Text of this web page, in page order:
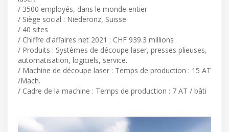
/ 3500 employés, dans le monde entier
/ Siège social : Niederönz, Suisse
/ 40 sites
/ Chiffre d'affaires net 2021 : CHF 939.3 millions
/ Produits : Systèmes de découpe laser, presses plieuses,
automatisation, logiciels, service.
/ Machine de découpe laser : Temps de production : 15 AT
/Mach.
/ Cadre de la machine : Temps de production : 7 AT / bâti